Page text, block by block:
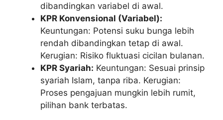
dibandingkan variabel di awal.
KPR Konvensional (Variabel):
Keuntungan: Potensi suku bunga lebih
rendah dibandingkan tetap di awal.
Kerugian: Risiko fluktuasi cicilan bulanan.
KPR Syariah: Keuntungan: Sesuai prinsip
syariah Islam, tanpa riba. Kerugian:
Proses pengajuan mungkin lebih rumit,
pilihan bank terbatas.